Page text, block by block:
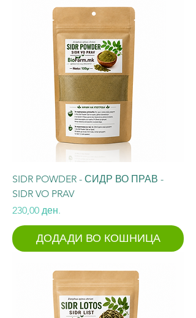
SIDR POWDER - СИДР ВО ПРАВ -
SIDR VO PRAV
Price
230,00 ден.
ДОДАДИ ВО КОШНИЦА